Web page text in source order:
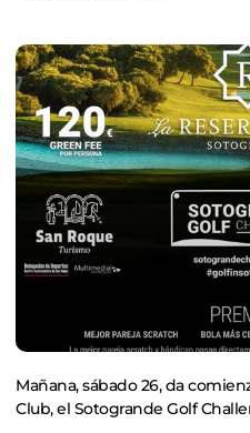
Mañana, sábado 26, da
Club, el Sotogrande Golf